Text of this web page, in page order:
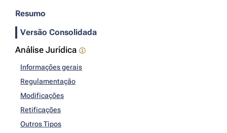
Resumo
Versão Consolidada
Análise Jurídica
Informações gerais
Regulamentação
Modificações
Retificações
Outros Tipos